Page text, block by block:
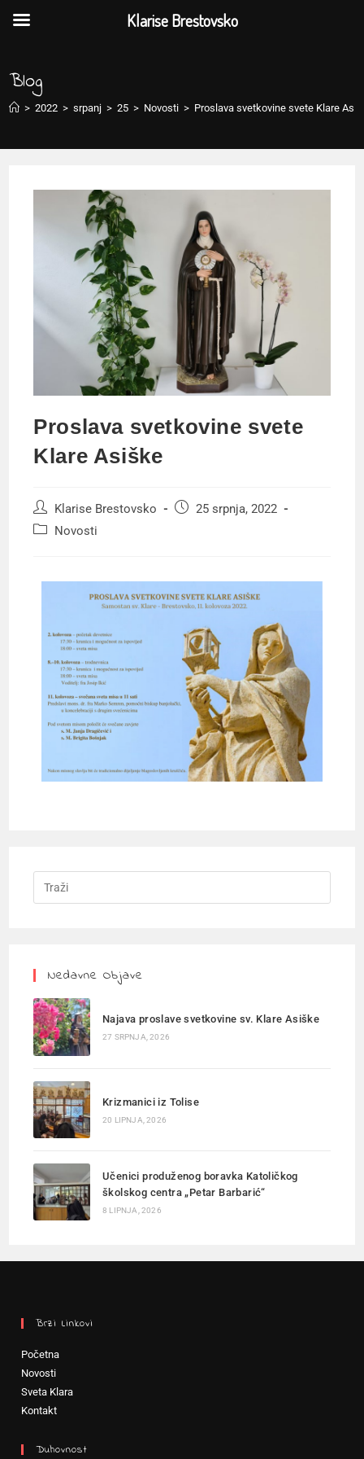
Blog
> 2022 > srpanj > 25 > Novosti > Proslava svetkovine svete Klare
Proslava svetkovine svete
Klare Asiške
Klarise Brestovsko
25 srpnja, 2022
Novosti
Nedavne Objave
Najava proslave svetkovine sv. Klare Asiške
27 SRPNJA, 2026
Krizmanici iz Tolise
20 LIPNJA, 2026
Učenici produženog boravka Katoličkog
školskog centra „Petar Barbarić“
8 LIPNJA, 2026
Brzi Linkovi
Početna
Novosti
Sveta Klara
Kontakt
Duhovnost
Klarise Brestovsko